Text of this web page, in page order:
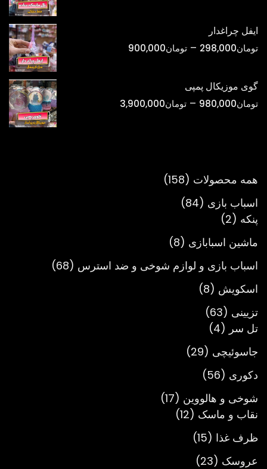
تومان750,000
ایفل چراغدار
تومان298,000
– تومان900,000
تومان900,000
گوی موزیکال پمپی
تومان980,000
– تومان3,900,000
همه محصولات
158
158
اسباب بازی 84
84
پنکه 2
2
محصول
ماشین اسبابازی 8
8
اسباب بازی و لوازم شوخی و ضد استرس 68
68
اسکویش 8
8
تزیینی 63
63
محصول
تل سر 4
4
محصول
جاسوئیچی 29
29
دکوری 56
56
محصول
شوخی و هالووین 17
17
نقاب و ماسک 12
12
ظرف غذا 15
15
محصول
عروسک 23
23